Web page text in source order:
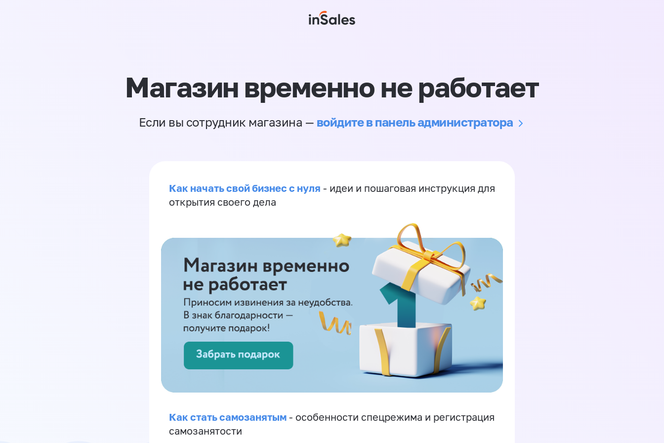
Магазин временно не работает
Если вы сотрудник магазина — войдите в панель администратора
Как начать свой бизнес с нуля - идеи и пошаговая инструкция для
открытия своего дела
Как стать самозанятым - особенности спецрежима и регистрация
самозанятости